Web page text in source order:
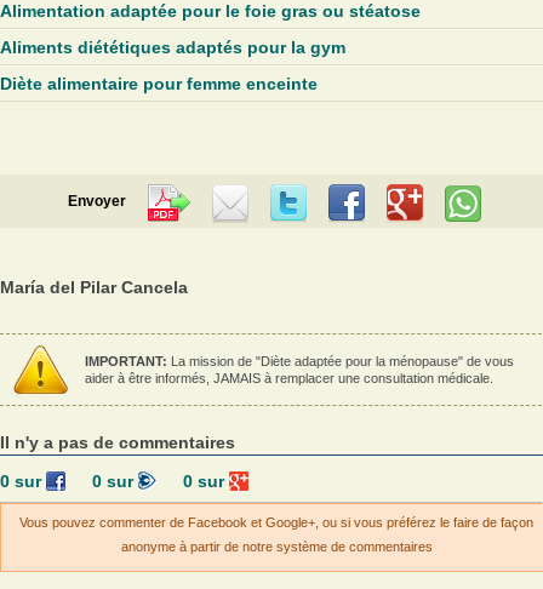
Alimentation adaptée pour le foie gras ou stéatose
Aliments diététiques adaptés pour la gym
Diète alimentaire pour femme enceinte
Envoyer
María del Pilar Cancela
IMPORTANT: La mission de "Diète adaptée pour la ménopause" de vous
aider à être informés, JAMAIS à remplacer une consultation médicale.
Il n'y a pas de commentaires
0sur 0sur 0 sur
Vous pouvez commenter de Facebook et Google+, ou si vous préférez le faire de façon
anonyme à partir de notre système de commentaires